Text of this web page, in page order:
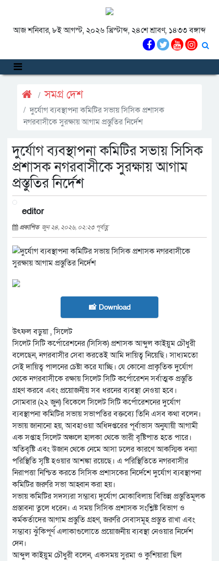
আজ শনিবার, ৮ই আগস্ট, ২০২৬ খ্রিস্টাব্দ, ২৪শে শ্রাবণ, ১৪৩৩ বঙ্গাব্দ
সমগ্র দেশ
দুর্যোগ ব্যবস্থাপনা কমিটির সভায় সিসিক প্রশাসক
নগরবাসীকে সুরক্ষায় আগাম প্রস্তুতির নির্দেশ
দুর্যোগ ব্যবস্থাপনা কমিটির সভায় সিসিক
প্রশাসক নগরবাসীকে সুরক্ষায় আগাম
প্রস্তুতির নির্দেশ
editor
প্রকাশিত জুন ২৪, ২০২৬, ০২:২৩ পূর্বাহ্ণ
📸 Download
উৎফল বড়ুয়া , সিলেট
সিলেট সিটি কর্পোরেশনের (সিসিক) প্রশাসক আব্দুল কাইয়ুম চৌধুরী
বলেছেন, নগরবাসীর সেবা করতেই আমি দায়িত্ব নিয়েছি। সাধ্যমতো
সেই দায়িত্ব পালনের চেষ্টা করে যাচ্ছি। যে কোনো প্রাকৃতিক দুর্যোগ
থেকে নগরবাসীকে রক্ষায় সিলেট সিটি কর্পোরেশন সর্বাত্মক প্রস্তুতি
গ্রহণ করবে এবং প্রয়োজনীয় সব ধরনের ব্যবস্থা নেওয়া হবে।
সোমবার (২২ জুন) বিকেলে সিলেট সিটি কর্পোরেশনের দুর্যোগ
ব্যবস্থাপনা কমিটির সভায় সভাপতির বক্তব্যে তিনি এসব কথা বলেন।
সভায় জানানো হয়, আবহাওয়া অধিদপ্তরের পূর্বাভাস অনুযায়ী আগামী
এক সপ্তাহ সিলেট অঞ্চলে হালকা থেকে ভারী বৃষ্টিপাত হতে পারে।
অতিবৃষ্টি এবং উজান থেকে নেমে আসা ঢলের কারণে আকস্মিক বন্যা
পরিস্থিতি সৃষ্টি হওয়ার আশঙ্কা রয়েছে। এ পরিস্থিতিতে নগরবাসীর
নিরাপত্তা নিশ্চিত করতে সিসিক প্রশাসকের নির্দেশে দুর্যোগ ব্যবস্থাপনা
কমিটির জরুরি সভা আহ্বান করা হয়।
সভায় কমিটির সদস্যরা সম্ভাব্য দুর্যোগ মোকাবিলায় বিভিন্ন প্রস্তুতিমূলক
প্রস্তাবনা তুলে ধরেন। এ সময় সিসিক প্রশাসক সংশ্লিষ্ট বিভাগ ও
কর্মকর্তাদের আগাম প্রস্তুতি গ্রহণ, জরুরি সেবাসমূহ প্রস্তুত রাখা এবং
সম্ভাব্য ঝুঁকিপূর্ণ এলাকাগুলোতে প্রয়োজনীয় ব্যবস্থা নেওয়ার নির্দেশ
দেন।
আব্দুল কাইয়ুম চৌধুরী বলেন, একসময় সুরমা ও কুশিয়ারা ছিল